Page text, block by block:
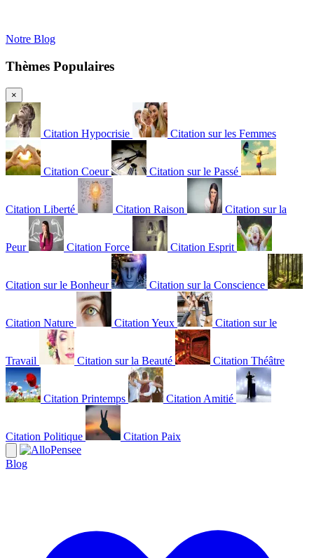
Notre Blog
Thèmes Populaires
×
Citation Hypocrisie Citation sur les Femmes
Citation Coeur Citation sur le Passé
Citation Liberté Citation Raison Citation sur la
Peur Citation Force Citation Esprit
Citation sur le Bonheur Citation sur la Conscience
Citation Nature Citation Yeux Citation sur le
Travail Citation sur la Beauté Citation Théâtre
Citation Printemps Citation Amitié
Citation Politique Citation Paix
Blog